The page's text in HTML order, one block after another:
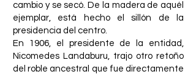
cambio y se secó. De la madera de aquél
ejemplar, está hecho el sillón de la
presidencia del centro.
En 1906, el presidente de la entidad,
Nicomedes Landaburu, trajo otro retoño
del roble ancestral que fue directamente